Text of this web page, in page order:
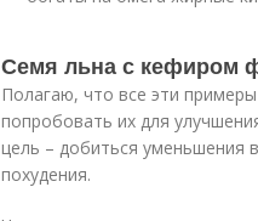
Семя льна с кефиром
Полагаю, что все эти
попробовать их для
цель – добиться уменьшения
похудения.